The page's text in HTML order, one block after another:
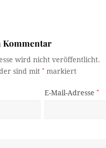
Kommentar
wird nicht veröffentlicht.
sind mit* markiert
E-Mail-Adresse*